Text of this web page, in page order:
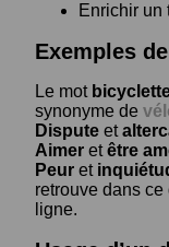
Enrichir un
Exemples
Le mot
synonyme de
Dispute et
Aimer etêtre
Peur et
retrouve dans
ligne.